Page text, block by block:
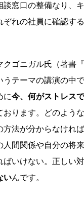
窓口の整備なり、
れの社員に確認す
ゴニガル氏（著書
テーマの講演の中
に今、何がストレス
おります。どのよう
法が分からなけれ
間関係や自分の将
いけない。正しい
いんです。